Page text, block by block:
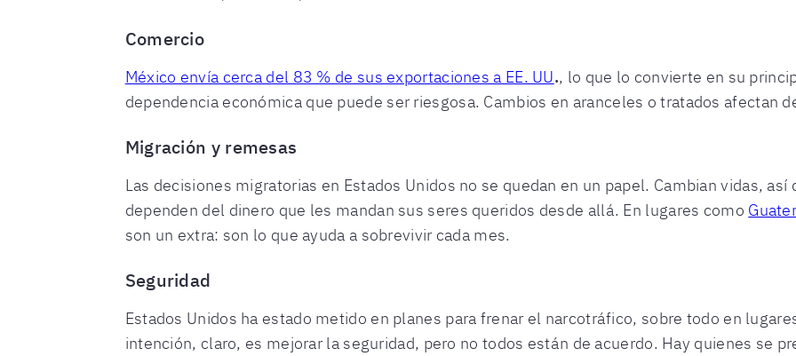
Comercio
México envía cerca del 83 % de sus exportaciones a EE. UU., lo que lo convierte en su
dependencia económica que puede ser riesgosa. Cambios en aranceles o tratados afectan
Migración y remesas
Las decisiones migratorias en Estados Unidos no se quedan en un papel. Cambian vidas,
dependen del dinero que les mandan sus seres queridos desde allá. En lugares como
son un extra: son lo que ayuda a sobrevivir cada mes.
Seguridad
Estados Unidos ha estado metido en planes para frenar el narcotráfico, sobre todo en
intención, claro, es mejorar la seguridad, pero no todos están de acuerdo. Hay quienes se